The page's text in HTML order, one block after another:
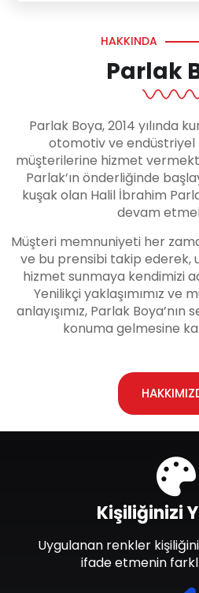
HAKKINDA
Parlak
Parlak Boya, 2014 yılında
otomotiv ve
müşterilerine hizmet
Parlak’ın önderliğinde
kuşak olan Halil İbrahim
devam
Müşteri memnuniyeti her
ve bu prensibi takip ederek,
hizmet sunmaya kendimizi
Yenilikçi yaklaşımımız ve
anlayışımız, Parlak
konuma gelmesine
Kişiliğinizi
Uygulanan renkler
ifade etmenin